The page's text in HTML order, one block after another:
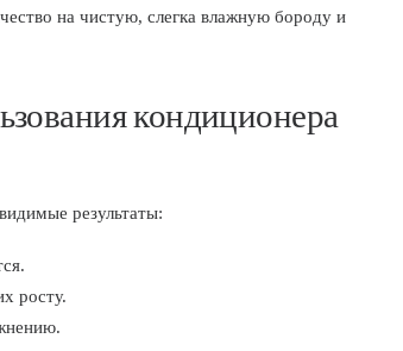
на чистую, слегка влажную бороду и
кондиционера
результаты:
росту.